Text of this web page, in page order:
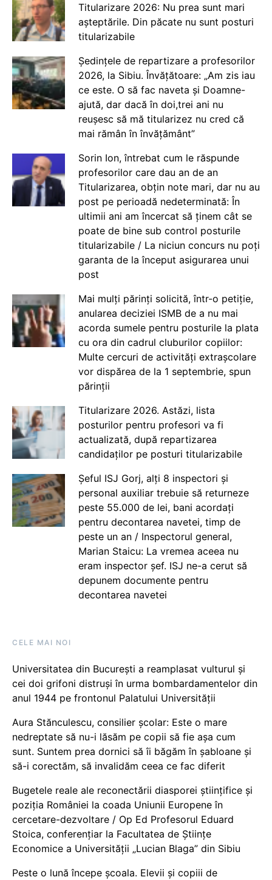
Titularizare 2026: Nu prea sunt mari
așteptările. Din păcate nu sunt posturi
titularizabile
Ședințele de repartizare a profesorilor
2026, la Sibiu. Învățătoare: „Am zis iau
ce este. O să fac naveta și Doamne-
ajută, dar dacă în doi,trei ani nu
reușesc să mă titularizez nu cred că
mai rămân în învățământ”
Sorin Ion, întrebat cum le răspunde
profesorilor care dau an de an
Titularizarea, obțin note mari, dar nu au
post pe perioadă nedeterminată: În
ultimii ani am încercat să ținem cât se
poate de bine sub control posturile
titularizabile / La niciun concurs nu poți
garanta de la început asigurarea unui
post
Mai mulți părinți solicită, într-o petiție,
anularea deciziei ISMB de a nu mai
acorda sumele pentru posturile la plata
cu ora din cadrul cluburilor copiilor:
Multe cercuri de activități extrașcolare
vor dispărea de la 1 septembrie, spun
părinții
Titularizare 2026. Astăzi, lista
posturilor pentru profesori va fi
actualizată, după repartizarea
candidaților pe posturi titularizabile
Șeful ISJ Gorj, alți 8 inspectori și
personal auxiliar trebuie să returneze
peste 55.000 de lei, bani acordați
pentru decontarea navetei, timp de
peste un an / Inspectorul general,
Marian Staicu: La vremea aceea nu
eram inspector șef. ISJ ne-a cerut să
depunem documente pentru
decontarea navetei
CELE MAI NOI
Universitatea din București a reamplasat vulturul și
cei doi grifoni distruși în urma bombardamentelor din
anul 1944 pe frontonul Palatului Universității
Aura Stănculescu, consilier școlar: Este o mare
nedreptate să nu-i lăsăm pe copii să fie așa cum
sunt. Suntem prea dornici să îi băgăm în șabloane și
să-i corectăm, să invalidăm ceea ce fac diferit
Bugetele reale ale reconectării diasporei științifice și
poziția României la coada Uniunii Europene în
cercetare-dezvoltare / Op Ed Profesorul Eduard
Stoica, conferențiar la Facultatea de Științe
Economice a Universității „Lucian Blaga” din Sibiu
Peste o lună începe școala. Elevii și copiii de